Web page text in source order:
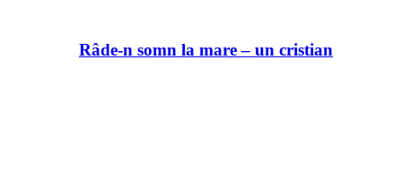
Râde-n somn la mare – un cristian